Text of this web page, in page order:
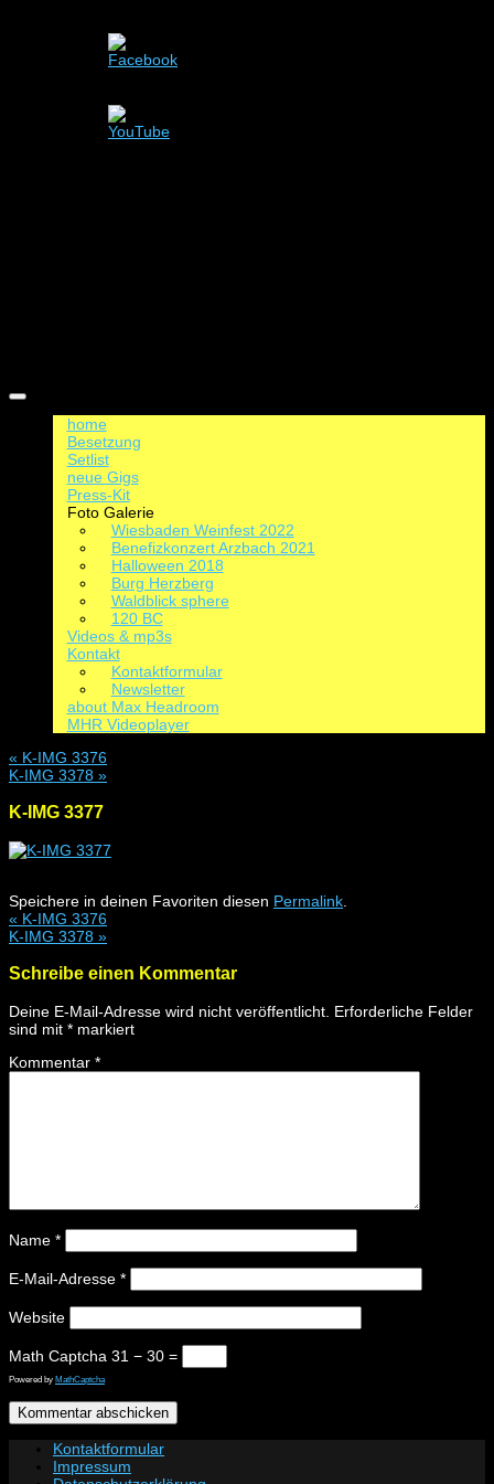
Zum
home
Besetzung
Setlist
neue Gigs
Press-Kit
Foto Galerie
Wiesbaden Weinfest 2022
Benefizkonzert Arzbach 2021
Halloween 2018
Burg Herzberg
Waldblick sphere
120 BC
Videos & mp3s
Kontakt
Kontaktformular
Newsletter
about Max Headroom
MHR Videoplayer
« K-IMG 3376
K-IMG 3378 »
K-IMG 3377
Speichere in deinen Favoriten diesen Permalink
« K-IMG 3376
K-IMG 3378 »
Schreibe einen Kommentar
Deine E-Mail-Adresse wird nicht veröffentlicht. Erforderliche Felder
sind mit * markiert
Kommentar *
Name *
E-Mail-Adresse *
Website
Math Captcha 31 − 30 =
Powered by MathCaptcha
Kontaktformular
Impressum